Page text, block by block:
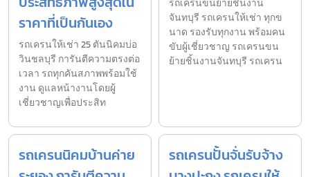
ราคาที่เป็นกันเอง
รถเครนให้เช่า 25 ตันนิคมบ่อ
วินชลบุรี การันตีความตรงต่อ
เวลา รถทุกคันสภาพพร้อมใช้
งาน ดูแลหน้างานโดยผู้
เชี่ยวชาญเพื่อประสิท
รถเครนขนย้ายชิ้นงาน
จันทบุรี รถเครนให้เช่า ทุกข
นาด รองรับทุกงาน พร้อมคน
ขับผู้เชี่ยวชาญ รถเครนขน
ย้ายชิ้นงานจันทบุรี รถเครน
รถเครนนิคมบ้านค่าย
รถเครนปั้นจั่นรับจ้าง